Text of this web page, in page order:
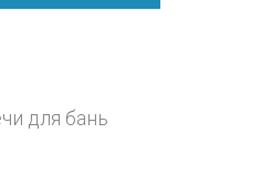
для бань